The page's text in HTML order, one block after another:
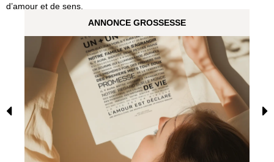
d’amour et de sens.
ANNONCE GROSSESSE